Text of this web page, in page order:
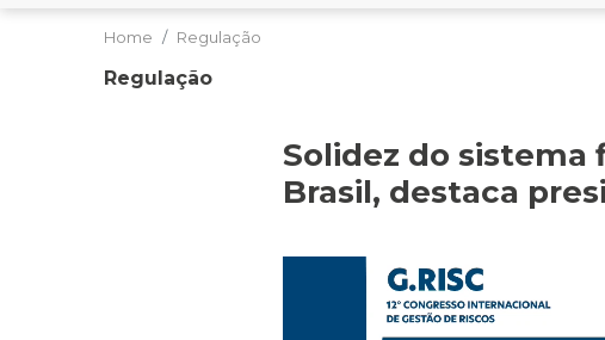
Home Regulação
Regulação
Solidez do sistema
Brasil, destaca